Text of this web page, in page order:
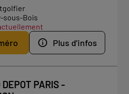
sous-Bois
Plus d'infos
DEPOT PARIS -